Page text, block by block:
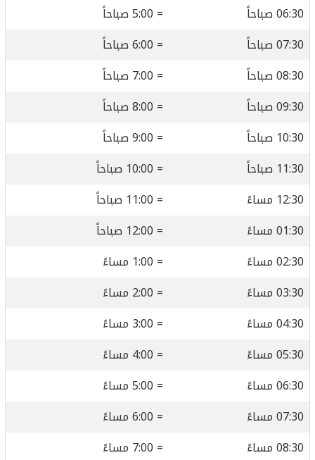
06:30 صباحاً
= 5:00 صباحاً
07:30 صباحاً
= 6:00 صباحاً
08:30 صباحاً
= 7:00 صباحاً
09:30 صباحاً
= 8:00 صباحاً
10:30 صباحاً
= 9:00 صباحاً
11:30 صباحاً
= 10:00 صباحاً
12:30 مساءً
= 11:00 صباحاً
01:30 مساءً
= 12:00 صباحاً
02:30 مساءً
= 1:00 مساءً
03:30 مساءً
= 2:00 مساءً
04:30 مساءً
= 3:00 مساءً
05:30 مساءً
= 4:00 مساءً
06:30 مساءً
= 5:00 مساءً
07:30 مساءً
= 6:00 مساءً
08:30 مساءً
= 7:00 مساءً